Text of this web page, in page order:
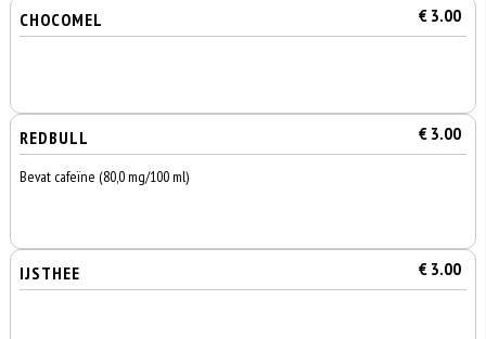
CHOCOMEL € 3.00
REDBULL € 3.00
Bevat cafeïne (80,0 mg/100 ml)
IJSTHEE € 3.00